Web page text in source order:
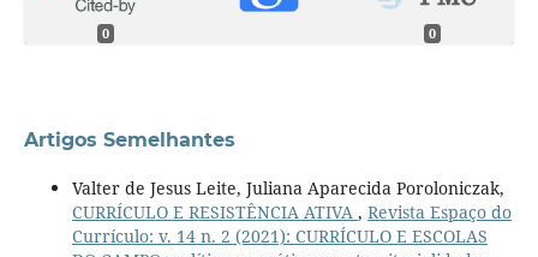
0 0
Artigos Semelhantes
Valter de Jesus Leite, Juliana Aparecida Poroloniczak,
CURRÍCULO E RESISTÊNCIA ATIVA , Revista Espaço do
Currículo: v. 14 n. 2 (2021): CURRÍCULO E ESCOLAS